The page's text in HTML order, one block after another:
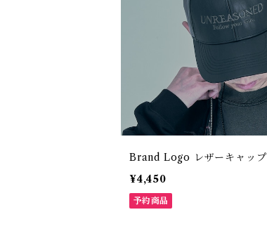
Brand Logo レザーキャップ
¥4,450
予約商品